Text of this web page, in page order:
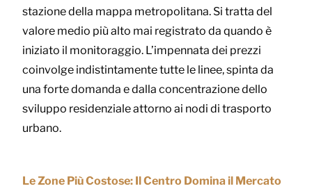
stazione della mappa metropolitana. Si tratta del
valore medio più alto mai registrato da quando è
iniziato il monitoraggio. L’impennata dei prezzi
coinvolge indistintamente tutte le linee, spinta da
una forte domanda e dalla concentrazione dello
sviluppo residenziale attorno ai nodi di trasporto
urbano.
Le Zone Più Costose: Il Centro Domina il Mercato